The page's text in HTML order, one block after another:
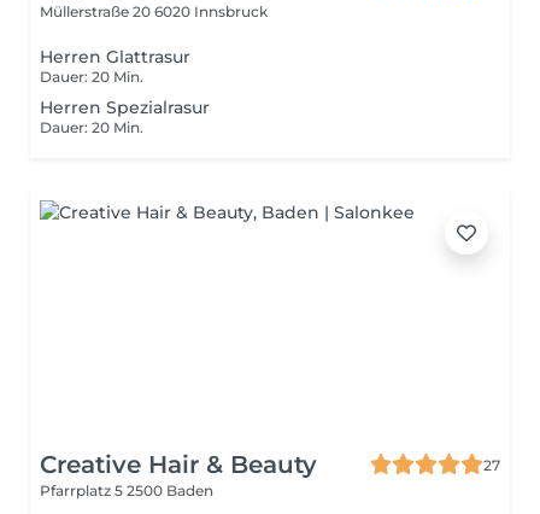
Müllerstraße 20 6020 Innsbruck
Herren Glattrasur
Dauer: 20 Min.
Herren Spezialrasur
Dauer: 20 Min.
Creative Hair & Beauty
27
Pfarrplatz 5 2500 Baden